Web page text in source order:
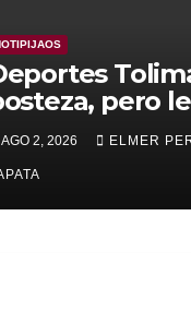
pero le
para
a
2 A 1
AGO 2, 2026 ELMER